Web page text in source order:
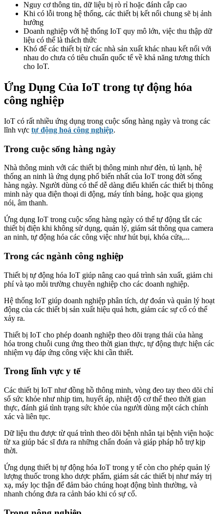
Nguy cơ thông tin, dữ liệu bị rò rỉ hoặc đánh cắp cao
Khi có lỗi trong hệ thống, các thiết bị kết nối chung sẽ bị ảnh
hưởng
Doanh nghiệp với hệ thống IoT quy mô lớn, việc thu thập dữ
liệu có thể là thách thức
Khó để các thiết bị từ các nhà sản xuất khác nhau kết nối với
nhau do chưa có tiêu chuẩn quốc tế về khả năng tương thích
cho IoT.
Ứng Dụng Của IoT trong tự động hóa
công nghiệp
IoT có rất nhiều ứng dụng trong cuộc sống hàng ngày và trong các
lĩnh vực tự động hoá công nghiệp.
Trong cuộc sống hàng ngày
Nhà thông minh với các thiết bị thông minh như đèn, tủ lạnh, hệ
thống an ninh là ứng dụng phổ biến nhất của IoT trong đời sống
hàng ngày. Người dùng có thể dễ dàng điểu khiển các thiết bị thông
minh này qua điện thoại di động, máy tính bảng, hoặc qua giọng
nói, âm thanh.
Ứng dụng IoT trong cuộc sống hàng ngày có thể tự động tắt các
thiết bị điện khi không sử dụng, quản lý, giám sát thông qua camera
an ninh, tự động hóa các công việc như hút bụi, khóa cửa,...
Trong các ngành công nghiệp
Thiết bị tự động hóa IoT giúp nâng cao quá trình sản xuất, giảm chi
phí và tạo môi trường chuyên nghiệp cho các doanh nghiệp.
Hệ thống IoT giúp doanh nghiệp phân tích, dự đoán và quản lý hoạt
động của các thiết bị sản xuất hiệu quả hơn, giảm các sự cố có thể
xảy ra.
Thiết bị IoT cho phép doanh nghiệp theo dõi trạng thái của hàng
hóa trong chuỗi cung ứng theo thời gian thực, tự động thực hiện các
nhiệm vụ đáp ứng công việc khi cần thiết.
Trong lĩnh vực y tế
Các thiết bị IoT như đồng hồ thông minh, vòng đeo tay theo dõi chỉ
số sức khỏe như nhịp tim, huyết áp, nhiệt độ cơ thể theo thời gian
thực, đánh giá tình trạng sức khỏe của người dùng một cách chính
xác và liên tục.
Dữ liệu thu được từ quá trình theo dõi bệnh nhân tại bệnh viện hoặc
từ xa giúp bác sĩ đưa ra những chẩn đoán và giáp pháp hỗ trợ kịp
thời.
Ứng dụng thiết bị tự động hóa IoT trong y tế còn cho phép quản lý
lượng thuốc trong kho dược phẩm, giám sát các thiết bị như máy trị
xạ, máy lọc thận để đảm bảo chúng hoạt động bình thường, và
nhanh chóng đưa ra cảnh báo khi có sự cố.